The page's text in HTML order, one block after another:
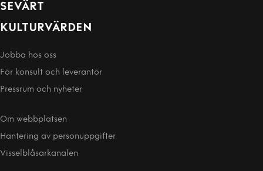
SEVÄRT
KULTURVÄRDEN
Jobba hos oss
För konsult och leverantör
Pressrum och nyheter
Om webbplatsen
Hantering av person­uppgifter
Visselblåsarkanalen